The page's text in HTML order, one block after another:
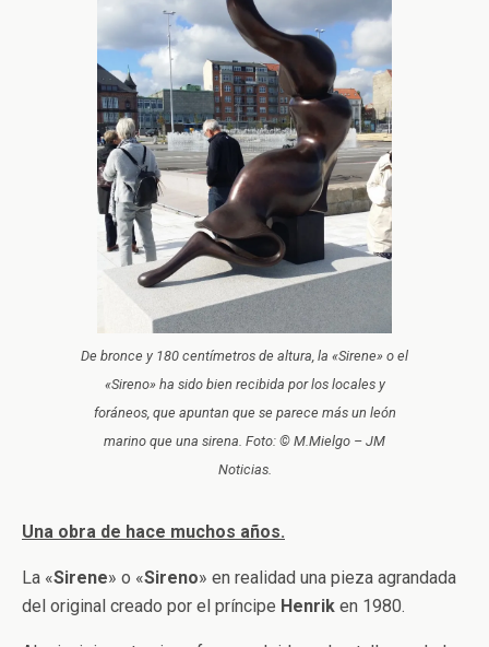
De bronce y 180 centímetros de altura, la «Sirene» o el
«Sireno» ha sido bien recibida por los locales y
foráneos, que apuntan que se parece más un león
marino que una sirena. Foto: © M.Mielgo – JM
Noticias.
Una obra de hace muchos años.
La «Sirene» o «Sireno» en realidad una pieza agrandada
del original creado por el príncipe Henrik en 1980.